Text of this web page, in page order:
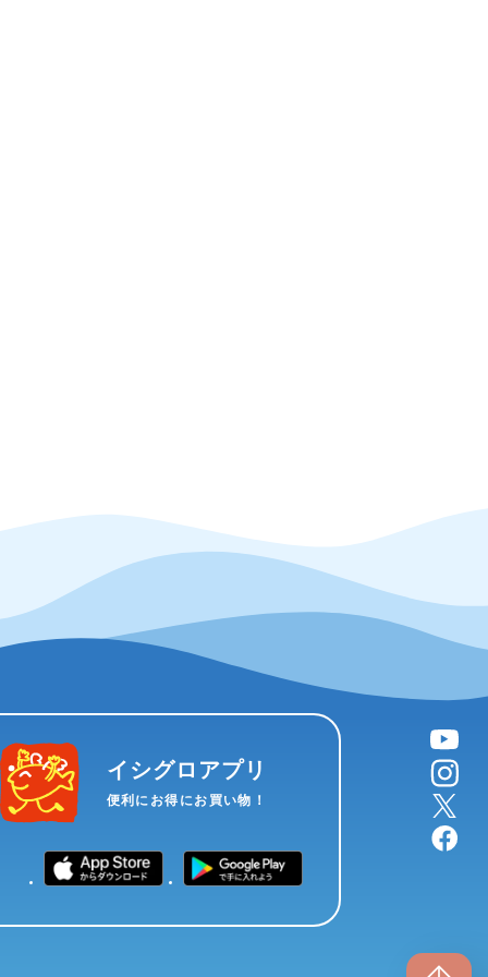
イシグロアプリ
便利にお得にお買い物！
YouTube
instagram
X
facebook